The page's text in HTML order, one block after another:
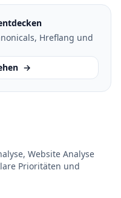
Hreflang und
→
Website Analyse
Prioritäten und